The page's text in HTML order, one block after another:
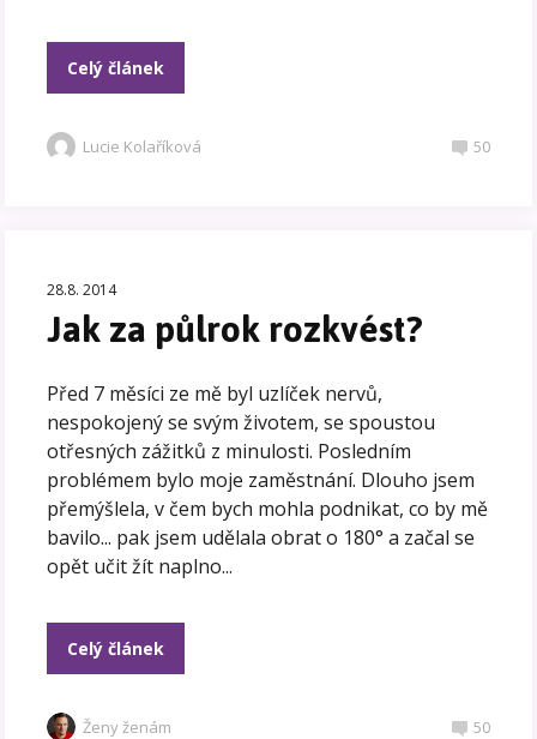
Celý článek
Lucie Kolaříková 50
28.8. 2014
Jak za půlrok rozkvést?
Před 7 měsíci ze mě byl uzlíček nervů,
nespokojený se svým životem, se spoustou
otřesných zážitků z minulosti. Posledním
problémem bylo moje zaměstnání. Dlouho jsem
přemýšlela, v čem bych mohla podnikat, co by mě
bavilo... pak jsem udělala obrat o 180° a začal se
opět učit žít naplno...
Celý článek
Ženy ženám 50